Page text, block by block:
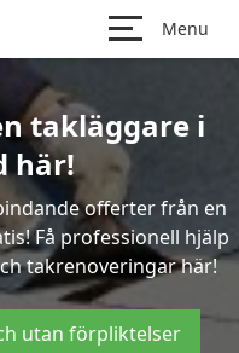
Menu
takläggare i
här!
offerter från en
Få professionell hjälp
takrenoveringar här!
utan förpliktelser